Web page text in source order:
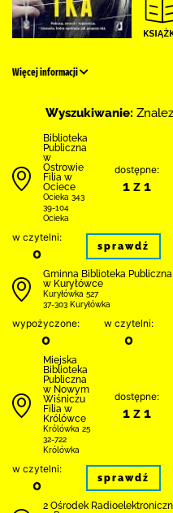
Więcej informacji
Wyszukiwanie:
Biblioteka
Publiczna
w
Ostrowie
Filia w
Ociece
Ocieka 343
39-104
Ocieka
dostępne:
1 z 1
w czytelni:
0 sprawdź
Gminna Biblioteka Publiczna
w Kuryłówce
Kuryłówka 527
37-303 Kuryłówka
wypożyczone:
0
w czytelni:
0
Miejska
Biblioteka
Publiczna
w Nowym
Wiśniczu
Filia w
Królówce
Królówka 25
32-722
Królówka
dostępne:
1 z 1
w czytelni:
0 sprawdź
2 Ośrodek